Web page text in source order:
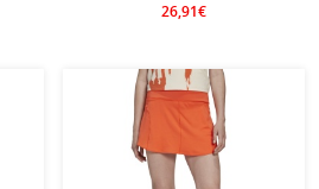
26,91€